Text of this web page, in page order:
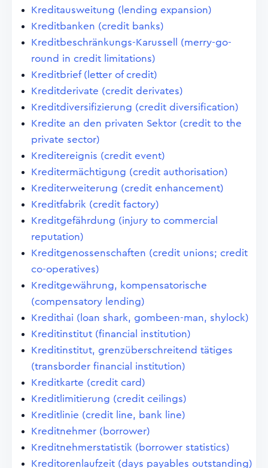
Kreditausweitung (lending expansion)
Kreditbanken (credit banks)
Kreditbeschränkungs-Karussell (merry-go-
round in credit limitations)
Kreditbrief (letter of credit)
Kreditderivate (credit derivates)
Kreditdiversifizierung (credit diversification)
Kredite an den privaten Sektor (credit to the
private sector)
Kreditereignis (credit event)
Kreditermächtigung (credit authorisation)
Krediterweiterung (credit enhancement)
Kreditfabrik (credit factory)
Kreditgefährdung (injury to commercial
reputation)
Kreditgenossenschaften (credit unions; credit
co-operatives)
Kreditgewährung, kompensatorische
(compensatory lending)
Kredithai (loan shark, gombeen-man, shylock)
Kreditinstitut (financial institution)
Kreditinstitut, grenzüberschreitend tätiges
(transborder financial institution)
Kreditkarte (credit card)
Kreditlimitierung (credit ceilings)
Kreditlinie (credit line, bank line)
Kreditnehmer (borrower)
Kreditnehmerstatistik (borrower statistics)
Kreditorenlaufzeit (days payables outstanding)